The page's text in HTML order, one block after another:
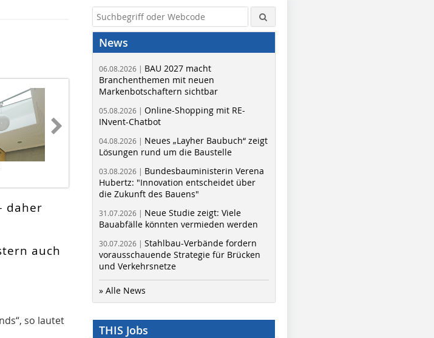
daher
auch
so lautet
News
06.08.2026 | BAU 2027 macht
Branchenthemen mit neuen
Markenbotschaftern sichtbar
05.08.2026 | Online-Shopping mit RE-
INvent-Chatbot
04.08.2026 | Neues „Layher Baubuch“ zeigt
Lösungen rund um die Baustelle
03.08.2026 | Bundesbauministerin Verena
Hubertz: "Innovation entscheidet über
die Zukunft des Bauens"
31.07.2026 | Neue Studie zeigt: Viele
Bauabfälle könnten vermieden werden
30.07.2026 | Stahlbau-Verbände fordern
vorausschauende Strategie für Brücken
und Verkehrsnetze
» Alle News
THIS Jobs